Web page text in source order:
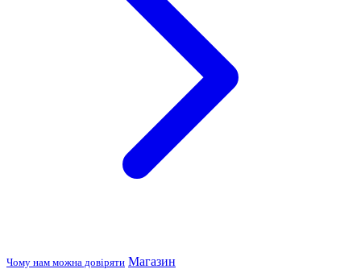
Чому нам можна довіряти Магазин